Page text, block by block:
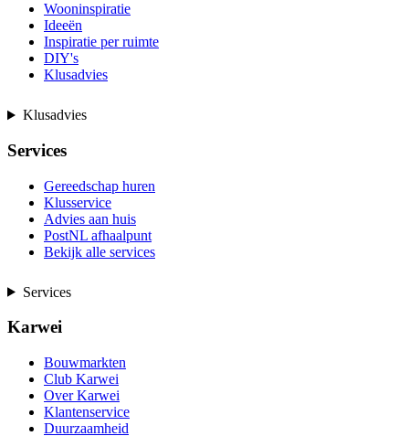
Wooninspiratie
Ideeën
Inspiratie per ruimte
DIY's
Klusadvies
Klusadvies
Services
Gereedschap huren
Klusservice
Advies aan huis
PostNL afhaalpunt
Bekijk alle services
Services
Karwei
Bouwmarkten
Club Karwei
Over Karwei
Klantenservice
Duurzaamheid